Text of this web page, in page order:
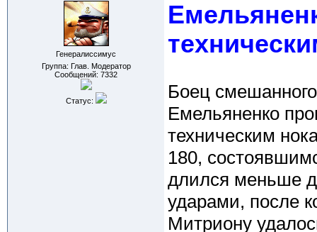
Генералиссимус
Группа: Глав. Модератор
Сообщений: 7332
Статус:
Боец
Емельяненко
техническим
180,
длился меньше
ударами, после
Митриону